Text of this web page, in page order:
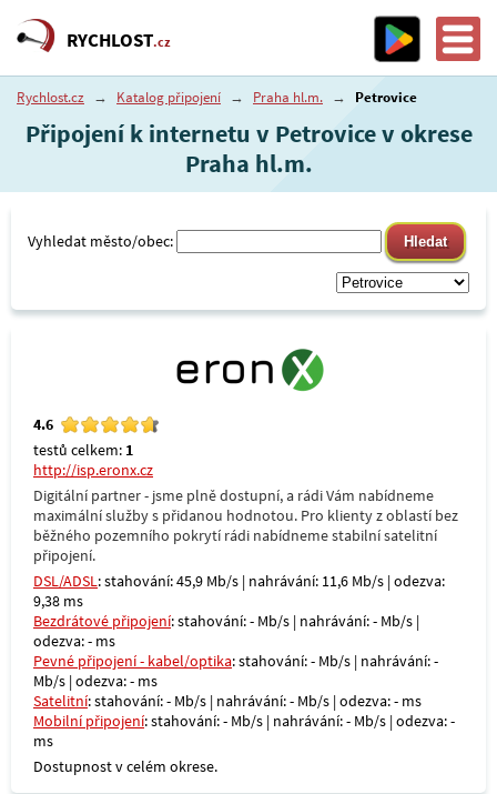
RYCHLOST.cz
Rychlost.cz → Katalog připojení → Praha hl.m. → Petrovice
Připojení k internetu v Petrovice v okrese
Praha hl.m.
Vyhledat město/obec:
4.6
testů celkem: 1
http://isp.eronx.cz
Digitální partner - jsme plně dostupní, a rádi Vám nabídneme
maximální služby s přidanou hodnotou. Pro klienty z oblastí bez
běžného pozemního pokrytí rádi nabídneme stabilní satelitní
připojení.
DSL/ADSL: stahování: 45,9 Mb/s | nahrávání: 11,6 Mb/s | odezva:
9,38 ms
Bezdrátové připojení: stahování: - Mb/s | nahrávání: - Mb/s |
odezva: - ms
Pevné připojení - kabel/optika: stahování: - Mb/s | nahrávání: -
Mb/s | odezva: - ms
Satelitní: stahování: - Mb/s | nahrávání: - Mb/s | odezva: - ms
Mobilní připojení: stahování: - Mb/s | nahrávání: - Mb/s | odezva: -
ms
Dostupnost v celém okrese.